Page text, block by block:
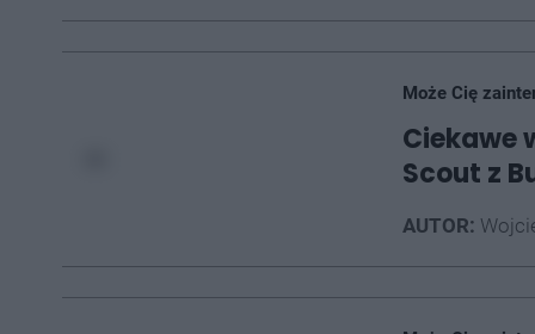
Może Cię
Ciekawe
Scout z
AUTOR: